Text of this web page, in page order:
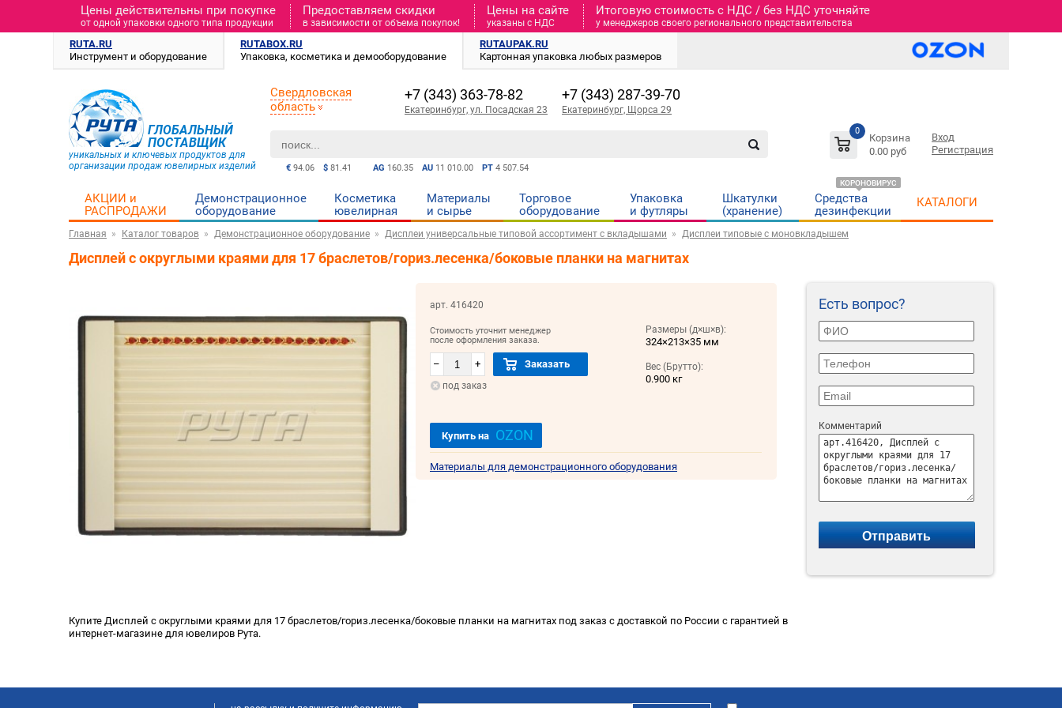
Цены действительны при покупке
от одной упаковки одного типа продукции
Предоставляем скидки
в зависимости от объема покупок!
Цены на сайте
указаны с НДС
Итоговую стоимость c НДС / без НДС уточняйте
у менеджеров своего регионального представительства
RUTA.RU
Инструмент и оборудование
RUTABOX.RU
Упаковка, косметика и демооборудование
RUTAUPAK.RU
Картонная упаковка любых размеров
ГЛОБАЛЬНЫЙ
ПОСТАВЩИК
уникальных и ключевых продуктов для
организации продаж ювелирных изделий
AG 160.35 AU 11 010.00 PT 4 507.54
€ 94.06 $ 81.41
0
Корзина
0.00 руб
Вход
Регистрация
Свердловская
область
+7 (343) 363-78-82
Екатеринбург, ул. Посадская 23
+7 (343) 287-39-70
Екатеринбург, Щорса 29
АКЦИИ и
РАСПРОДАЖИ
Демонстрационное
оборудование
Косметика
ювелирная
Материалы
и cырье
Торговое
оборудование
Упаковка
и футляры
Шкатулки
(хранение)
Средства
дезинфекции
КОРОНОВИРУС
КАТАЛОГИ
Главная Каталог товаров Демонстрационное оборудование Дисплеи универсальные типовой ассортимент с вкладышами Дисплеи типовые с моновкладышем
Дисплей с округлыми краями для 17 браслетов/гориз.лесенка/боковые планки на магнитах
Есть вопрос?
Комментарий
арт. 416420
Стоимость уточнит менеджер
после оформления заказа.
– + Заказать
под заказ
Размеры (д×ш×в):
324×213×35 мм
Вес (Брутто):
0.900 кг
Купить на OZON
Материалы для демонстрационного оборудования
Купите Дисплей с округлыми краями для 17 браслетов/гориз.лесенка/боковые планки на магнитах под заказ с доставкой по России с гарантией в
интернет-магазине для ювелиров Рута.